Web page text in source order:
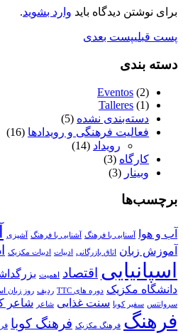
برای نوشتن دیدگاه باید وارد بشوید.
پست قبلیپست بعدی
دسته بندی
Eventos (2)
Talleres (1)
دسته‌بندی نشده (5)
فعالیت فرهنگی و رویدادها (16)
رویداد (14)
کارگاه (3)
وبینار (3)
برچسب‌ها
آب و هوا آسنایی با فرهنگ آشنایی با فرهنگ آشپزی
آموزش زبان اتاق بازرگانی ادبیات ادبیات مکزیک
اسپانیایی اقتصاد اهمیت
دانشگاه مکزیک دوره های TTC ردیف روز زبان
سروانتس سفیر کوبا سنت غذایی شاعر شاعر
فرهنگ فرهنگ مکزیک فرهنگ کوبا